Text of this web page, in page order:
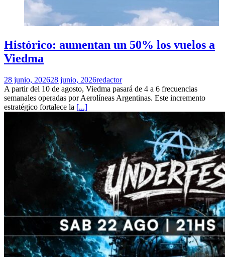
Histórico: aumentan un 50% los vuelos a
Viedma
28 junio, 202628 junio, 2026redactor
A partir del 10 de agosto, Viedma pasará de 4 a 6 frecuencias
semanales operadas por Aerolíneas Argentinas. Este incremento
estratégico fortalece la [...]